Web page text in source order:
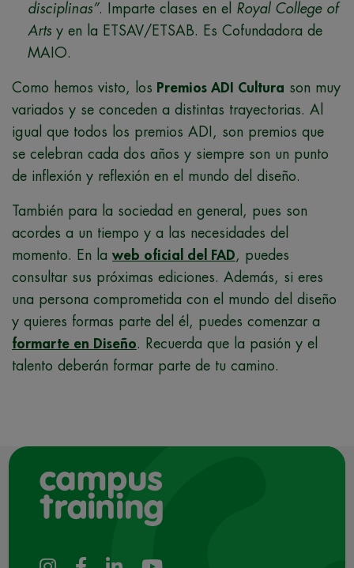
disciplinas”. Imparte clases en el
Royal College of
Arts y en la ETSAV/ETSAB. Es Cofundadora de
MAIO.
Como hemos visto, los Premios ADI Cultura son muy
variados y se conceden a distintas trayectorias. Al
igual que todos los premios ADI, son premios que
se celebran cada dos años y siempre son un punto
de inflexión y reflexión en el mundo del diseño.
También para la sociedad en general, pues son
acordes a un tiempo y a las necesidades del
momento. En la web oficial del FAD, puedes
consultar sus próximas ediciones. Además, si eres
una persona comprometida con el mundo del diseño
y quieres formas parte del él, puedes comenzar a
formarte en Diseño. Recuerda que la pasión y el
talento deberán formar parte de tu camino.